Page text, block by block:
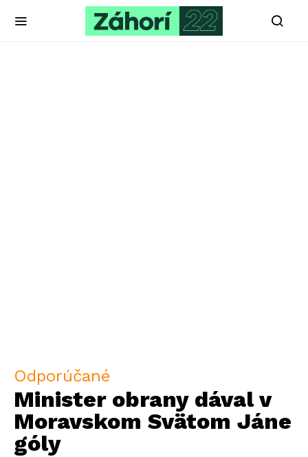
Odporúčané
Minister obrany dával v
Moravskom Svätom Jáne
góly